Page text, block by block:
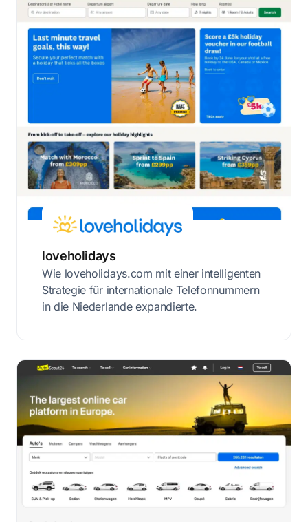
loveholidays
Wie loveholidays.com mit einer intelligenten
Strategie für internationale Telefonnummern
in die Niederlande expandierte.